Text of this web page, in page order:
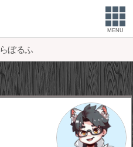
MENU
らぼるふ